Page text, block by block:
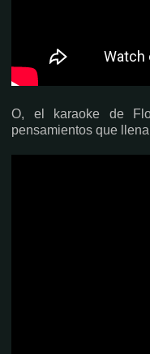
O, el karaoke de
pensamientos que